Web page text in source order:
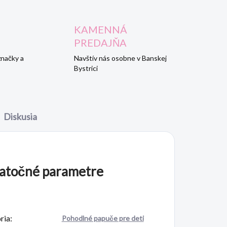
a
KAMENNÁ
PREDAJŇA
Navštív nás osobne v Banskej
Bystrici
Diskusia
parametre
: Pohodlné papuče pre deti